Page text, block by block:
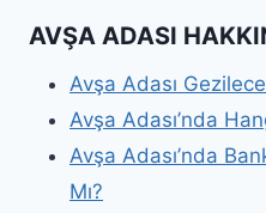
AVŞA ADASI
Avşa Adası
Avşa Adası’nda
Avşa Adası’nda
Mı?